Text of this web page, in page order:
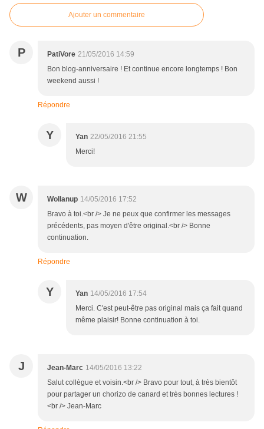
Ajouter un commentaire
P PatiVore 21/05/2016 14:59
Bon blog-anniversaire ! Et continue encore longtemps ! Bon
weekend aussi !
Répondre
Y Yan 22/05/2016 21:55
Merci!
W Wollanup 14/05/2016 17:52
Bravo à toi.<br /> Je ne peux que confirmer les messages
précédents, pas moyen d'être original.<br /> Bonne
continuation.
Répondre
Y Yan 14/05/2016 17:54
Merci. C'est peut-être pas original mais ça fait quand
même plaisir! Bonne continuation à toi.
J Jean-Marc 14/05/2016 13:22
Salut collègue et voisin.<br /> Bravo pour tout, à très bientôt
pour partager un chorizo de canard et très bonnes lectures !
<br /> Jean-Marc